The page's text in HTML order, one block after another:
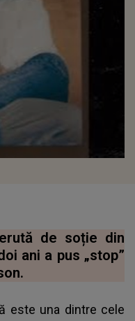
de soție din
ani a pus „stop”
este una dintre cele